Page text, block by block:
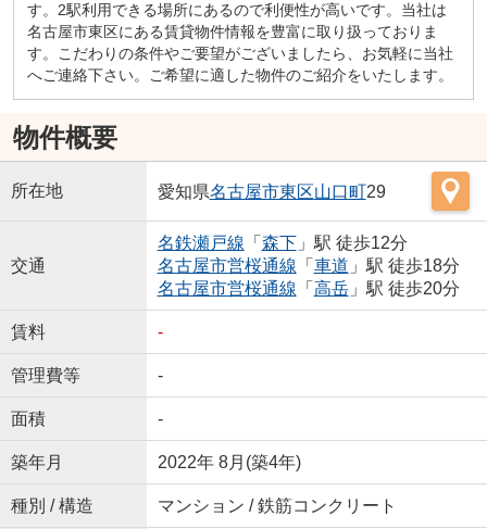
す。2駅利用できる場所にあるので利便性が高いです。当社は
名古屋市東区にある賃貸物件情報を豊富に取り扱っておりま
す。こだわりの条件やご要望がございましたら、お気軽に当社
へご連絡下さい。ご希望に適した物件のご紹介をいたします。
物件概要
所在地 愛知県名古屋市東区山口町29
交通
名鉄瀬戸線 「 森下」駅 徒歩12分
名古屋市営桜通線 「 車道 」駅 徒歩18分
名古屋市営桜通線 「 高岳」駅 徒歩20分
賃料 -
管理費等 -
面積 -
築年月 2022年 8月(築4年)
種別 / 構造 マンション / 鉄筋コンクリート